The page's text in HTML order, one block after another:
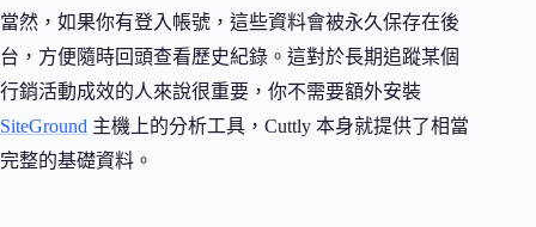
當然，如果你有登入帳號，這些資料會被永久保存在後
台，方便隨時回頭查看歷史紀錄。這對於長期追蹤某個
行銷活動成效的人來說很重要，你不需要額外安裝
SiteGround 主機上的分析工具，Cuttly 本身就提供了相當
完整的基礎資料。